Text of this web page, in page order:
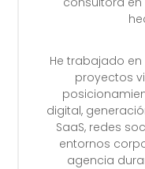
He trabajado
proyectos
digital,
SaaS, redes
entornos
agencia